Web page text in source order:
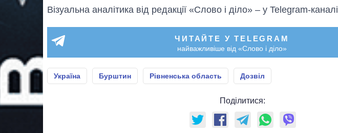
Візуальна аналітика від редакції «Слово і діло» – у Telegram-каналі
ЧИТАЙТЕ У TELEGRAM
найважливіше від «Слово і діло»
Україна Бурштин Рівненська область Дозвіл
Поділитися: